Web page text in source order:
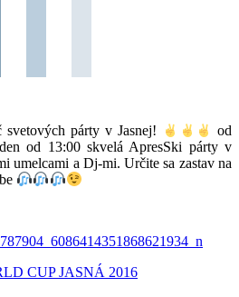
svetových párty v Jasnej!
od
od 13:00 skvelá ApresSki párty v
umelcami a Dj-mi. Určite sa zastav na
CUP JASNÁ 2016